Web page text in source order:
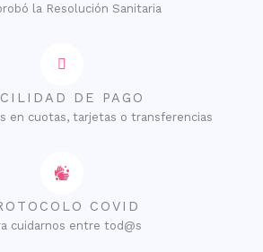
la Resolución Sanitaria
DE PAGO
en cuotas, tarjetas o transferencias
COVID
cuidarnos entre tod@s